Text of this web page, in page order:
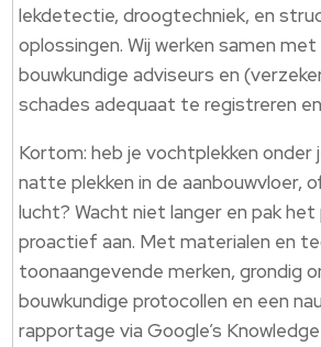
lekdetectie, droogtechniek, en
oplossingen. Wij werken samen
bouwkundige adviseurs en
schades adequaat te registreren
Kortom: heb je vochtplekken onder
natte plekken in de aanbouwvloer,
lucht? Wacht niet langer en pak het
proactief aan. Met materialen en
toonaangevende merken, grondig
bouwkundige protocollen en een
rapportage via Google’s